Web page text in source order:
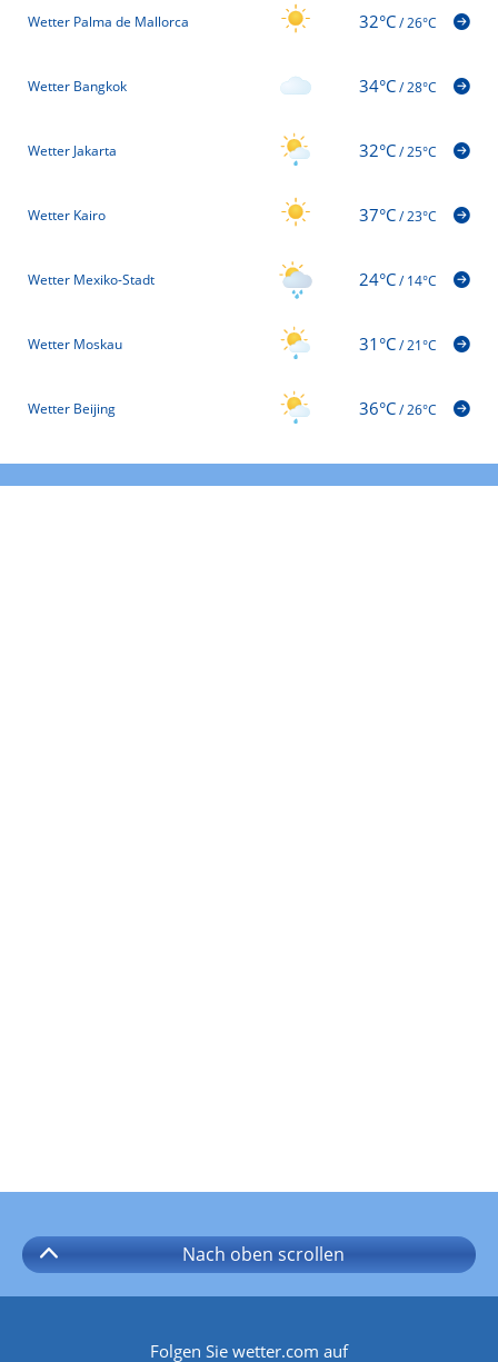
Wetter Palma de Mallorca 32°C/26°C
Wetter Bangkok 34°C/28°C
Wetter Jakarta 32°C/25°C
Wetter Kairo 37°C/23°C
Wetter Mexiko-Stadt 24°C/14°C
Wetter Moskau 31°C/21°C
Wetter Beijing 36°C/26°C
Nach oben scrollen
Folgen Sie wetter.com auf